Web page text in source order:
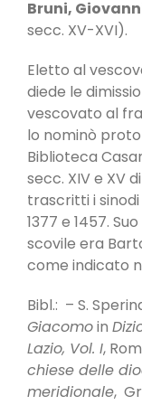
Bruni,
secc. XV-XVI).
Eletto al
diede le
vescovato al
lo nominò
Biblioteca
secc. XIV e XV
trascritti i sinodi
1377 e 1457.
scovile era
come indicato
Bibl.: – S.
Giacomoin
Lazio, Vol. I,
chiese delle
meridionale,